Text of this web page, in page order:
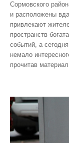
Сормовского
и расположены
привлекают
пространств
событий, а
немало
прочитав